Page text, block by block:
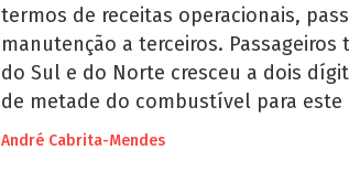
termos de receitas operacionais,
manutenção a terceiros.
do Sul e do Norte cresceu a dois
de metade do combustível para este
André Cabrita-Mendes